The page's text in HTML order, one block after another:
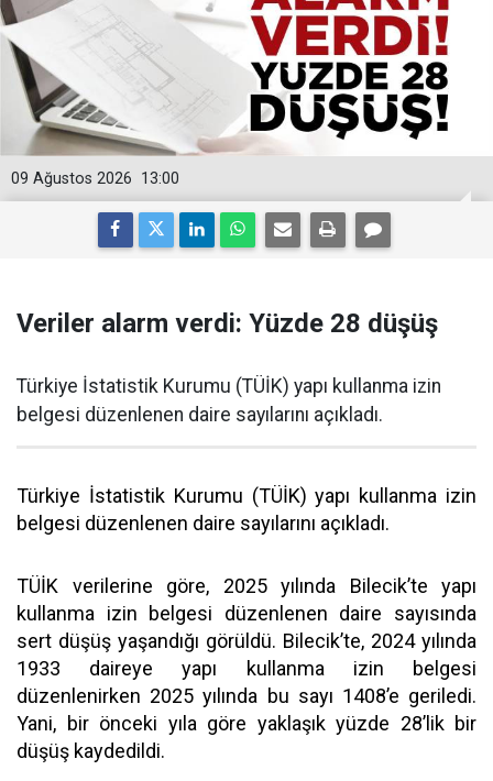
13:00
09 Ağustos 2026
Veriler alarm verdi: Yüzde 28 düşüş
Türkiye İstatistik Kurumu (TÜİK) yapı kullanma izin
belgesi düzenlenen daire sayılarını açıkladı.
Türkiye İstatistik Kurumu (TÜİK) yapı kullanma izin
belgesi düzenlenen daire sayılarını açıkladı.
TÜİK verilerine göre, 2025 yılında Bilecik’te yapı
kullanma izin belgesi düzenlenen daire sayısında
sert düşüş yaşandığı görüldü. Bilecik’te, 2024 yılında
1933 daireye yapı kullanma izin belgesi
düzenlenirken 2025 yılında bu sayı 1408’e geriledi.
Yani, bir önceki yıla göre yaklaşık yüzde 28’lik bir
düşüş kaydedildi.